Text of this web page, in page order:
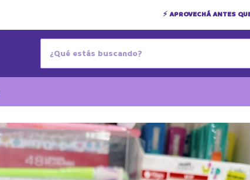
✨ INSPIRÁ TU